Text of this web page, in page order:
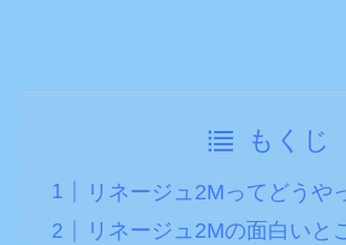
もくじ
リネージュ2Mってどうや
リネージュ2Mの面白いと